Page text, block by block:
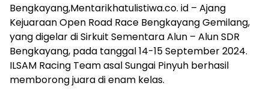
Bengkayang,Mentarikhatulistiwa.co. id – Ajang
Kejuaraan Open Road Race Bengkayang Gemilang,
yang digelar di Sirkuit Sementara Alun – Alun SDR
Bengkayang, pada tanggal 14-15 September 2024.
ILSAM Racing Team asal Sungai Pinyuh berhasil
memborong juara di enam kelas.